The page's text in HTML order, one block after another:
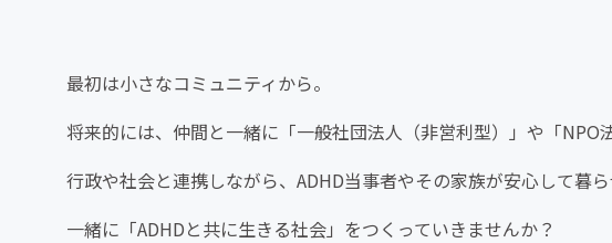
最初は小さなコミュニティから。
将来的には、仲間と一緒に「一般社団法人（非営利型）」や「NPO
行政や社会と連携しながら、ADHD当事者やその家族が安心して暮
一緒に「ADHDと共に生きる社会」をつくっていきませんか？